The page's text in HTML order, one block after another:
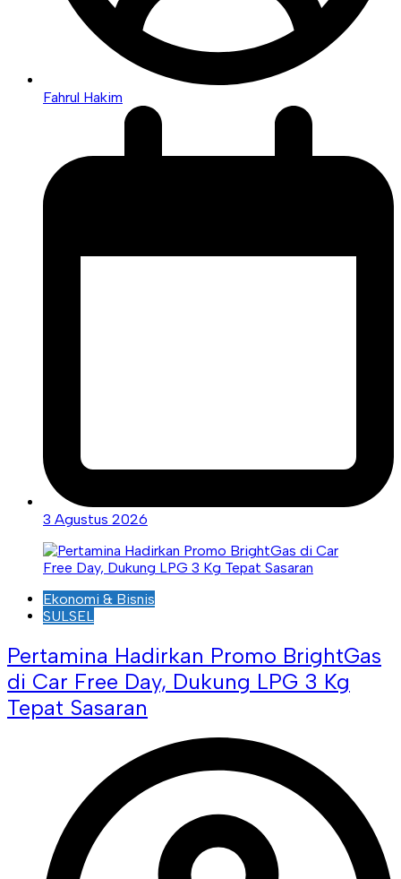
Fahrul Hakim
3 Agustus 2026
Ekonomi & Bisnis
SULSEL
Pertamina Hadirkan Promo BrightGas
di Car Free Day, Dukung LPG 3 Kg
Tepat Sasaran